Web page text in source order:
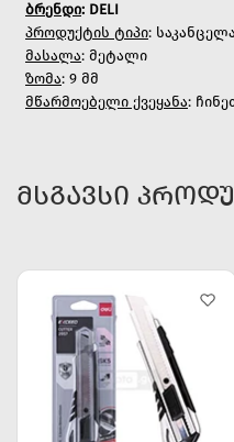
ბრენდი: DELI
პროდუქტის ტიპი:
მასალა: მეტალი
ზომა: 9 მმ
მწარმოებელი ქვეყანა:
ᲛᲡᲒᲐᲕᲡᲘ